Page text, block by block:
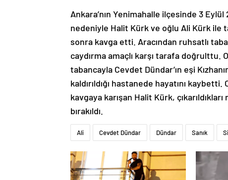
Ankara’nın Yenimahalle ilçesinde 3
nedeniyle Halit Kürk ve oğlu Ali Kürk ile
sonra kavga etti. Aracından ruhsatlı
caydırma amaçlı karşı tarafa doğrulttu.
tabancayla Cevdet Dündar’ın eşi
kaldırıldığı hastanede hayatını
kavgaya karışan Halit Kürk,
bırakıldı.
Ali Cevdet Dündar Dündar Sanık